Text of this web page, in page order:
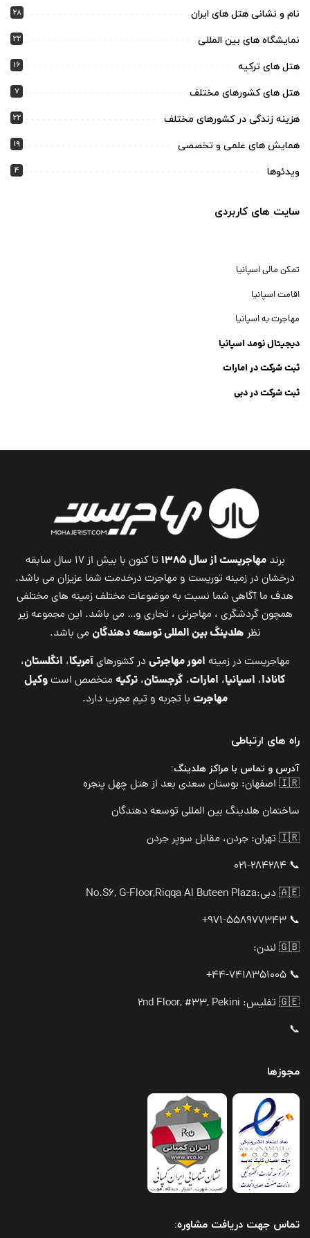
نام و نشانی هتل های ایران 28
نمایشگاه های بین المللی 22
هتل های ترکیه 16
هتل های کشورهای مختلف 7
هزینه زندگی در کشورهای مختلف 22
همایش های علمی و تخصصی 19
ویدئوها 4
سایت های کاربردی
تمکن مالی اسپانیا
اقامت اسپانیا
مهاجرت به اسپانیا
دیجیتال نومد اسپانیا
ثبت شرکت در امارات
ثبت شرکت در دبی
برندمهاجریست از سال ۱۳۸۵
تا کنون با بیش از ۱۷ سال سابقه
درخشان در زمینه توریست و مهاجرت درخدمت شما عزیزان می باشد.
هدف ما آگاهی شما نسبت به موضوعات مختلف زمینه های مختلفی
همچون گردشگری ، مهاجرتی ، تجاری و… می باشد. این مجموعه زیر
نظر هلدینگ بین المللی توسعه دهندگان می باشد.
مهاجریست در زمینه امور مهاجرتیدر کشورهایآمریکا، انگلستان،
کانادا، اسپانیا، امارات، گرجستان، ترکیه متخصص استوکیل
مهاجرت با تجربه و تیم مجرب دارد.
راه های ارتباطی
آدرس و تماس با مراکز هلدینگ:
🇮🇷 اصفهان: بوستان سعدی بعد از هتل چهل پنجره
ساختمان هلدینگ بین المللی توسعه دهندگان
🇮🇷 تهران: جردن، مقابل سوپر جردن
📞 021-284284
🇦🇪 دبی:
No.S6, G-Floor,Riqqa Al Buteen Plaza
📞 971-558977343+
🇬🇧 لندن:
📞 44-7418351005+
🇬🇪 تفلیس: 2nd Floor, #33, Pekini
📞
مجوزها
تماس جهت دریافت مشاوره: